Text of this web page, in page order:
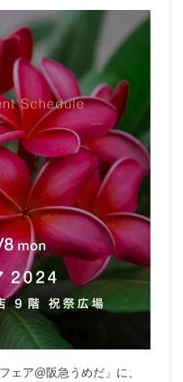
ェア@阪急うめだ」に、